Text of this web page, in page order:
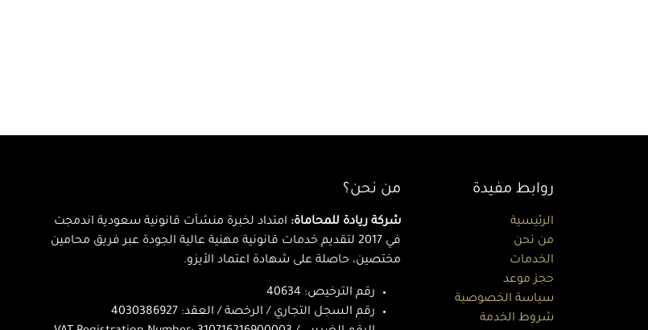
روابط مفيدة
الرئيسية
من نحن
الخدمات
حجز موعد
سياسة الخصوصية
شروط الخدمة
من نحن؟
شركة ريادة للمحاماة: امتداد لخبرة منشآت قانونية سعودية اندمجت
في 2017 لتقديم خدمات قانونية مهنية عالية الجودة عبر فريق محامين
مختصين، حاصلة على شهادة اعتماد الأيزو.
رقم الترخيص: 40634
رقم السجل التجاري / الرخصة / العقد: 4030386927